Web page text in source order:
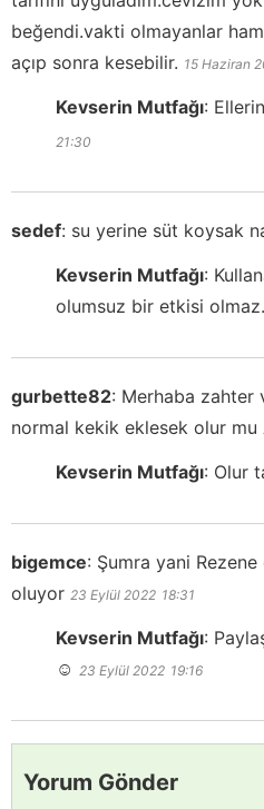
beğendi.vakti olmayanlar
açıp sonra kesebilir. 15 Haziran
Kevserin Mutfağı:
21:30
sedef: su yerine süt koysak
Kevserin Mutfağı:
olumsuz bir etkisi olmaz.
gurbette82: Merhaba zahter
normal kekik eklesek olur mu
Kevserin Mutfağı: Olur
bigemce: Şumra yani
oluyor 23 Eylül 2022 18:31
Kevserin Mutfağı:
☺️ 23 Eylül 2022 19:16
Yorum Gönder